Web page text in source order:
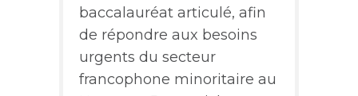
baccalauréat articulé, afin
de répondre aux besoins
urgents du secteur
francophone minoritaire au